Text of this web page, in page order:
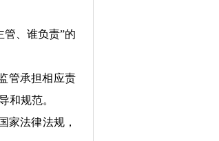
管、谁负责”的
管承担相应责
和规范。
家法律法规，